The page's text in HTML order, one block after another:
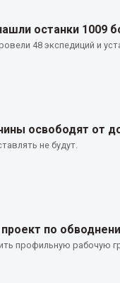
останки 1009
48 экспедиций и
освободят от
не будут.
по
профильную рабочую